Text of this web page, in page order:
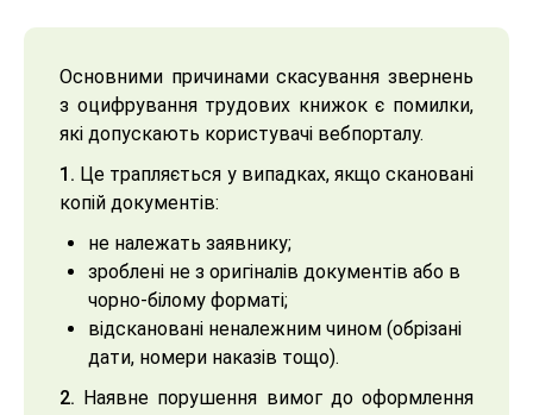
Основними причинами скасування звернень
з оцифрування трудових книжок є помилки,
які допускають користувачі вебпорталу.
1. Це трапляється у випадках, якщо скановані
копій документів:
не належать заявнику;
зроблені не з оригіналів документів або в
чорно-білому форматі;
відскановані неналежним чином (обрізані
дати, номери наказів тощо).
2. Наявне порушення вимог до оформлення